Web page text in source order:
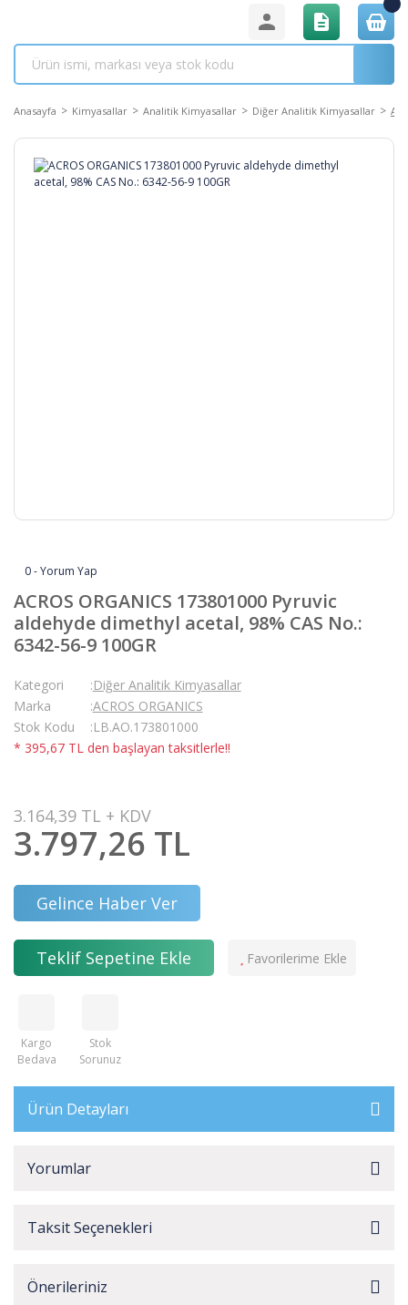
Anasayfa Kimyasallar Analitik Kimyasallar Diğer Analitik Kimyasallar
0 - Yorum Yap
ACROS ORGANICS 173801000 Pyruvic
aldehyde dimethyl acetal, 98% CAS No.:
6342-56-9 100GR
Kategori
Diğer Analitik Kimyasallar
Marka
ACROS ORGANICS
Stok Kodu
LB.AO.173801000
* 395,67 TL den başlayan taksitlerle!!
3.164,39 TL + KDV
3.797,26 TL
Gelince Haber Ver
Teklif Sepetine Ekle
Kargo
Bedava
Stok
Sorunuz
Ürün Detayları
Yorumlar
Taksit Seçenekleri
Önerileriniz